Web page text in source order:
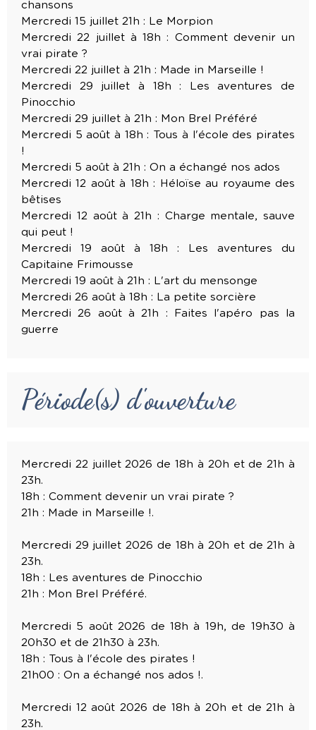
chansons
Mercredi 15 juillet 21h : Le Morpion
Mercredi 22 juillet à 18h : Comment devenir un
vrai pirate ?
Mercredi 22 juillet à 21h : Made in Marseille !
Mercredi 29 juillet à 18h : Les aventures de
Pinocchio
Mercredi 29 juillet à 21h : Mon Brel Préféré
Mercredi 5 août à 18h : Tous à l'école des pirates
!
Mercredi 5 août à 21h : On a échangé nos ados
Mercredi 12 août à 18h : Héloïse au royaume des
bêtises
Mercredi 12 août à 21h : Charge mentale, sauve
qui peut !
Mercredi 19 août à 18h : Les aventures du
Capitaine Frimousse
Mercredi 19 août à 21h : L'art du mensonge
Mercredi 26 août à 18h : La petite sorcière
Mercredi 26 août à 21h : Faites l'apéro pas la
guerre
Période(s) d'ouverture
Mercredi 22 juillet 2026 de 18h à 20h et de 21h à
23h.
18h : Comment devenir un vrai pirate ?
21h : Made in Marseille !.
Mercredi 29 juillet 2026 de 18h à 20h et de 21h à
23h.
18h : Les aventures de Pinocchio
21h : Mon Brel Préféré.
Mercredi 5 août 2026 de 18h à 19h, de 19h30 à
20h30 et de 21h30 à 23h.
18h : Tous à l'école des pirates !
21h00 : On a échangé nos ados !.
Mercredi 12 août 2026 de 18h à 20h et de 21h à
23h.